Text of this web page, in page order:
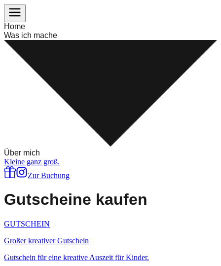
Home
Was ich mache
Über mich
Kleine ganz groß.
Zur Buchung
Gutscheine kaufen
GUTSCHEIN
Großer kreativer Gutschein
Gutschein für eine kreative Auszeit für Kinder.